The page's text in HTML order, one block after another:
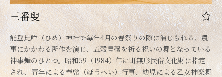
三番叟
能登比咩（ひめ）神社で毎年4月の春祭りの際に演じられる、農
事にかかわる所作を演じ、五穀豊穣を祈る祝いの舞となっている
神事舞のひとつ。昭和59（1984）年に町無形民俗文化財に指定
され、青年による奉幣（ほうへい）行事、幼児による乙女神楽舞